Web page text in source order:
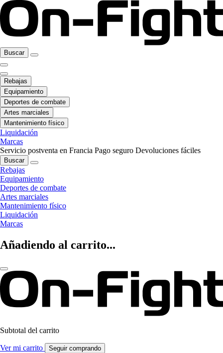
Buscar
Rebajas
Equipamiento
Deportes de combate
Artes marciales
Mantenimiento físico
Liquidación
Marcas
Servicio postventa en Francia Pago seguro Devoluciones fáciles
Buscar
Rebajas
Equipamiento
Deportes de combate
Artes marciales
Mantenimiento físico
Liquidación
Marcas
Añadiendo al carrito...
Subtotal del carrito
Ver mi carrito Seguir comprando